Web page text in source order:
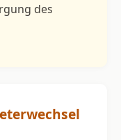
des